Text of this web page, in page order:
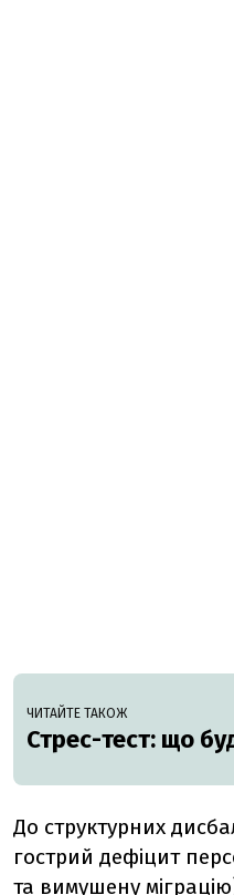
ЧИТАЙТЕ ТАКОЖ
Стрес-тест: що
До структурних
гострий дефіцит
та вимушену